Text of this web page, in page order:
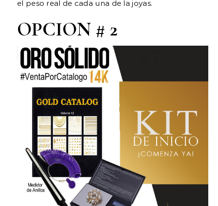
el peso real de cada una de la joyas.
OPCION # 2